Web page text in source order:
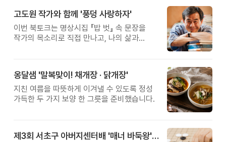
고도원 작가와 함께 '풍덩 사랑하자'
이번 북토크는 명상시집 『밥 벗』 속 문장을
작가의 목소리로 직접 만나고, 나의 삶과
옹달샘 '말복맞이! 채개장 · 닭개장'
지친 여름을 따뜻하게 이겨낼 수 있도록 정성
가득한 두 가지 보양 한 그릇을 준비했습니다.
제3회 서초구 아버지센터배 '매너 바둑왕' 대회